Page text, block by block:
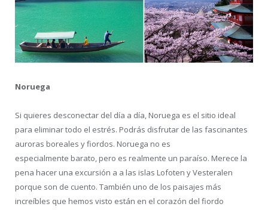
Noruega
Si quieres desconectar del día a día, Noruega es el sitio ideal
para eliminar todo el estrés. Podrás disfrutar de las fascinantes
auroras boreales y fiordos. Noruega no es
especialmente barato, pero es realmente un paraíso. Merece la
pena hacer una excursión a a las islas Lofoten y Vesteralen
porque son de cuento. También uno de los paisajes más
increíbles que hemos visto están en el corazón del fiordo